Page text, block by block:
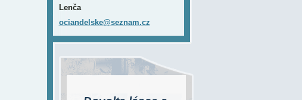
Lenča
ociandel ske@seznam.cz